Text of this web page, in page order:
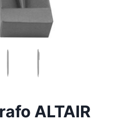
ALTAIR